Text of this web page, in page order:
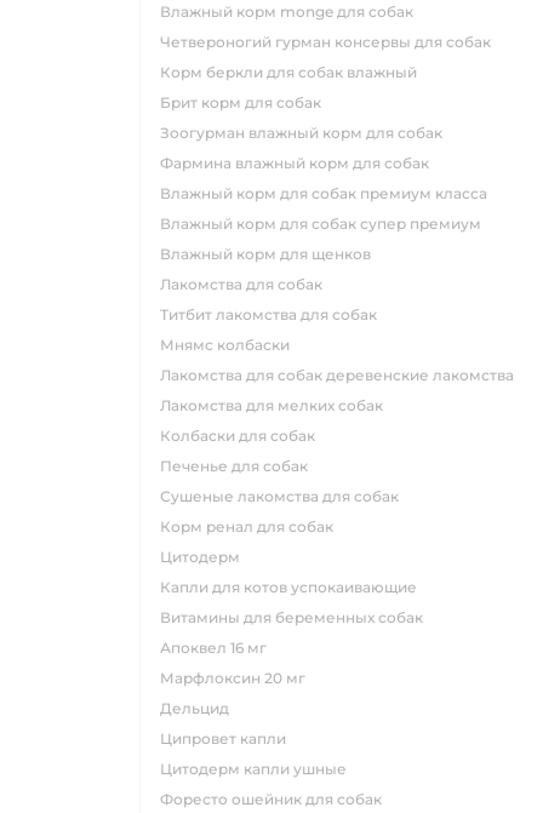
влажный корм monge для собак
четвероногий гурман консервы для собак
корм беркли для собак влажный
брит корм для собак
зоогурман влажный корм для собак
фармина влажный корм для собак
влажный корм для собак премиум класса
влажный корм для собак супер премиум
влажный корм для щенков
лакомства для собак
титбит лакомства для собак
мнямс колбаски
лакомства для собак деревенские лакомства
лакомства для мелких собак
колбаски для собак
печенье для собак
сушеные лакомства для собак
корм ренал для собак
цитодерм
капли для котов успокаивающие
витамины для беременных собак
апоквел 16 мг
марфлоксин 20 мг
дельцид
ципровет капли
цитодерм капли ушные
форесто ошейник для собак